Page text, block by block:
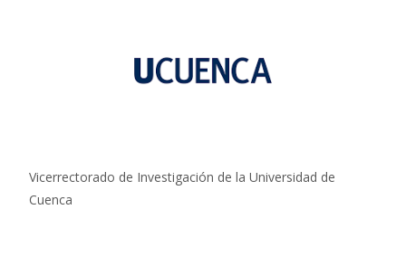
Vicerrectorado de Investigación de la Universidad de
Cuenca